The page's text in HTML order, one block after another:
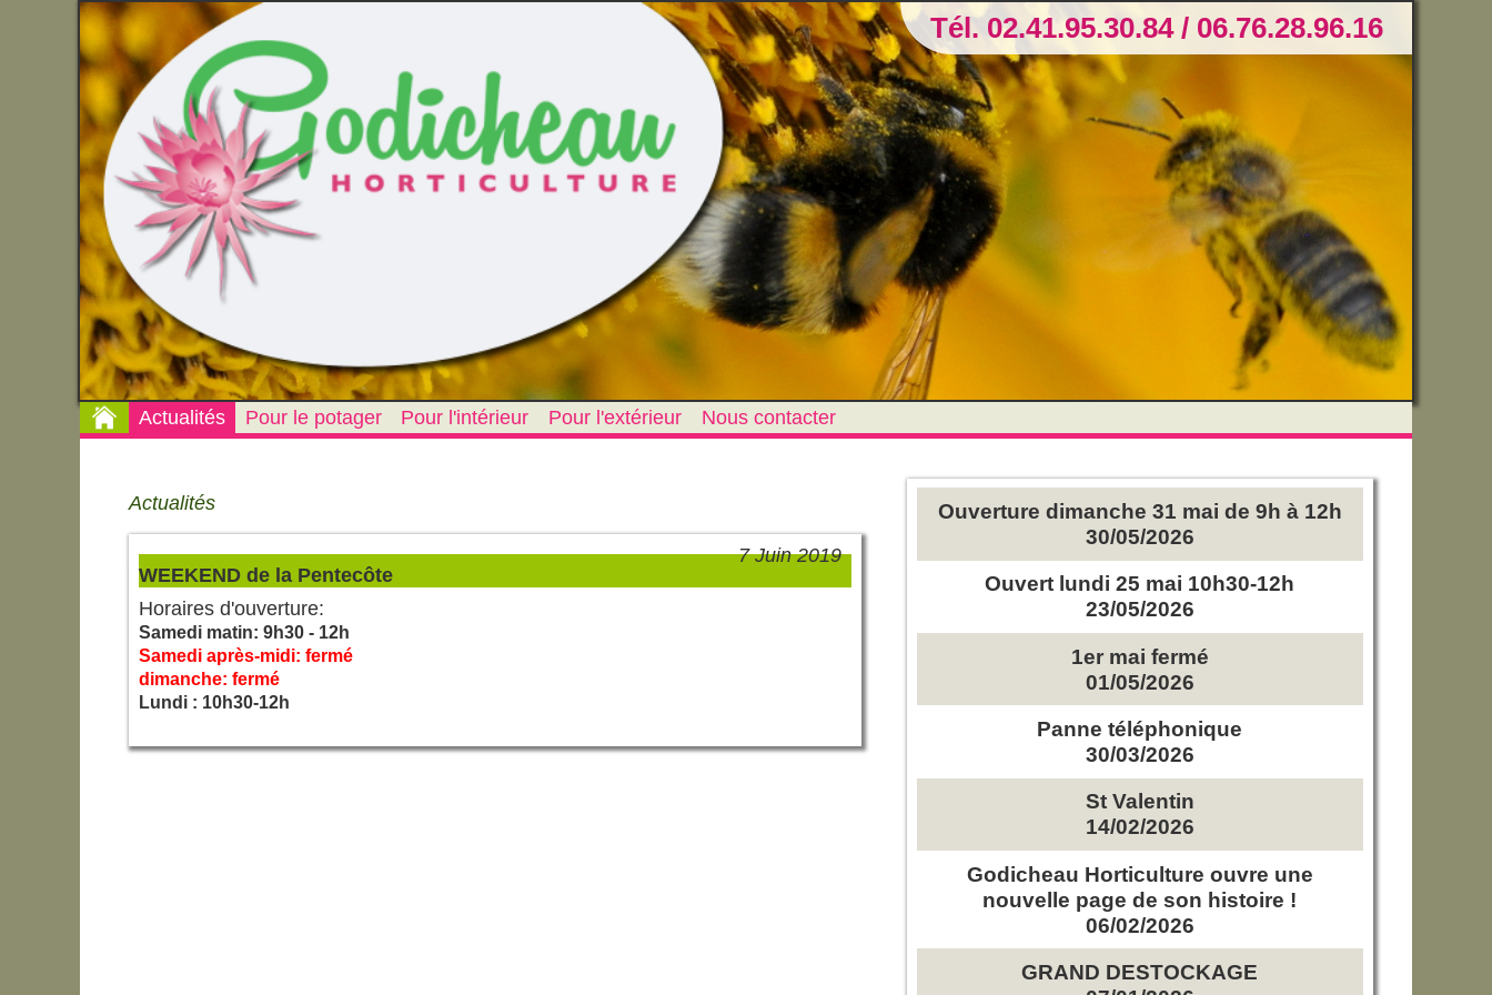
Tél. 02.41.95.30.84 / 06.76.28.96.16
Actualités Pour le potager Pour l'intérieur Pour l'extérieur Nous contacter
Ouverture dimanche 31 mai de 9h à 12h
30/05/2026
Ouvert lundi 25 mai 10h30-12h
23/05/2026
1er mai fermé
01/05/2026
Panne téléphonique
30/03/2026
St Valentin
14/02/2026
Godicheau Horticulture ouvre une
nouvelle page de son histoire !
06/02/2026
GRAND DESTOCKAGE
Actualités
7 Juin 2019
WEEKEND de la Pentecôte
Horaires d'ouverture:
Samedi matin: 9h30 - 12h
Samedi après-midi: fermé
dimanche: fermé
Lundi : 10h30-12h